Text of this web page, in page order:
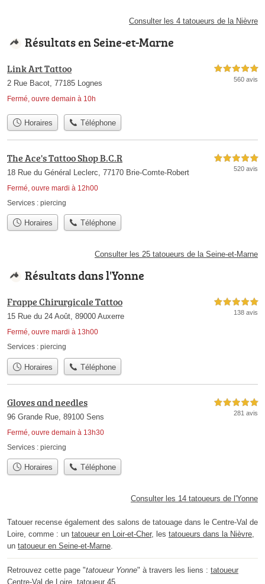
Consulter les 4 tatoueurs de la Nièvre
Résultats en Seine-et-Marne
Link Art Tattoo
2 Rue Bacot, 77185 Lognes
Fermé, ouvre demain à 10h
5,0 étoiles sur 5
560 avis
Horaires Téléphone
The Ace's Tattoo Shop B.C.R
18 Rue du Général Leclerc, 77170 Brie-Comte-Robert
Fermé, ouvre mardi à 12h00
5,0 étoiles sur 5
520 avis
Services : piercing
Horaires Téléphone
Consulter les 25 tatoueurs de la Seine-et-Marne
Résultats dans l'Yonne
Frappe Chirurgicale Tattoo
15 Rue du 24 Août, 89000 Auxerre
Fermé, ouvre mardi à 13h00
5,0 étoiles sur 5
138 avis
Services : piercing
Horaires Téléphone
Gloves and needles
96 Grande Rue, 89100 Sens
Fermé, ouvre demain à 13h30
5,0 étoiles sur 5
281 avis
Services : piercing
Horaires Téléphone
Consulter les 14 tatoueurs de l'Yonne
Tatouer recense également des salons de tatouage dans le Centre-Val de
Loire, comme : un tatoueur en Loir-et-Cher, les tatoueurs dans la Nièvre,
un tatoueur en Seine-et-Marne.
Retrouvez cette page "tatoueur Yonne" à travers les liens : tatoueur
Centre-Val de Loire tatoueur 45